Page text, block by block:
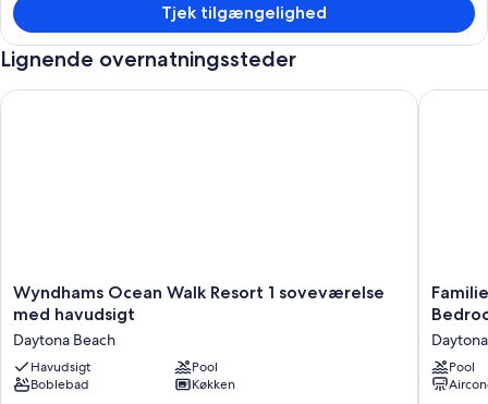
Tjek tilgængelighed
Lignende overnatningssteder
Wyndhams
Ocean
Resort
1
soveværelse
Wyndhams Ocean Walk Resort 1 soveværelse
med havudsigt
Daytona Beach
Havudsigt
Pool
Boblebad
Køkken
Wyndhams Ocean Walk Resort 1 soveværelse med havudsigt
Amazing
Front
True
One
Pool